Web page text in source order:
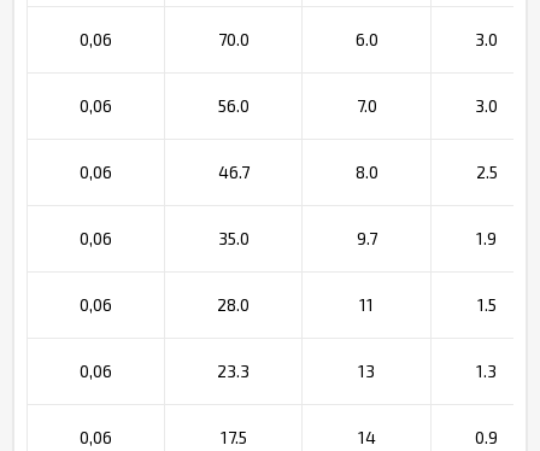
0,06 70.0 6.0 3.0
0,06 56.0 7.0 3.0
0,06 46.7 8.0 2.5
0,06 35.0 9.7 1.9
0,06 28.0 11 1.5
0,06 23.3 13 1.3
0,06 17.5 14 0.9